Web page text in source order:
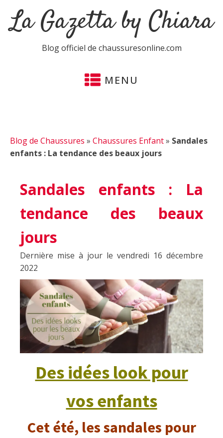
La Gazetta by Chiara
Blog officiel de chaussuresonline.com
MENU
Blog de Chaussures » Chaussures Enfant» Sandales
enfants : La tendance des beaux jours
Sandales enfants : La
tendance des beaux
jours
Dernière mise à jour le vendredi 16 décembre
2022
Des idées look pour
vos enfants
Cet été, les sandales pour